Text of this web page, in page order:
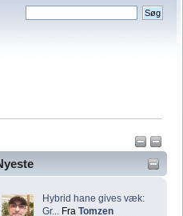
Hybrid hane gives væk:
Gr... Fra Tomzen